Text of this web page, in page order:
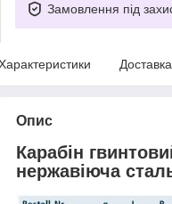
Замовлення під
Доставка
Опис
Карабін
нержавіюча